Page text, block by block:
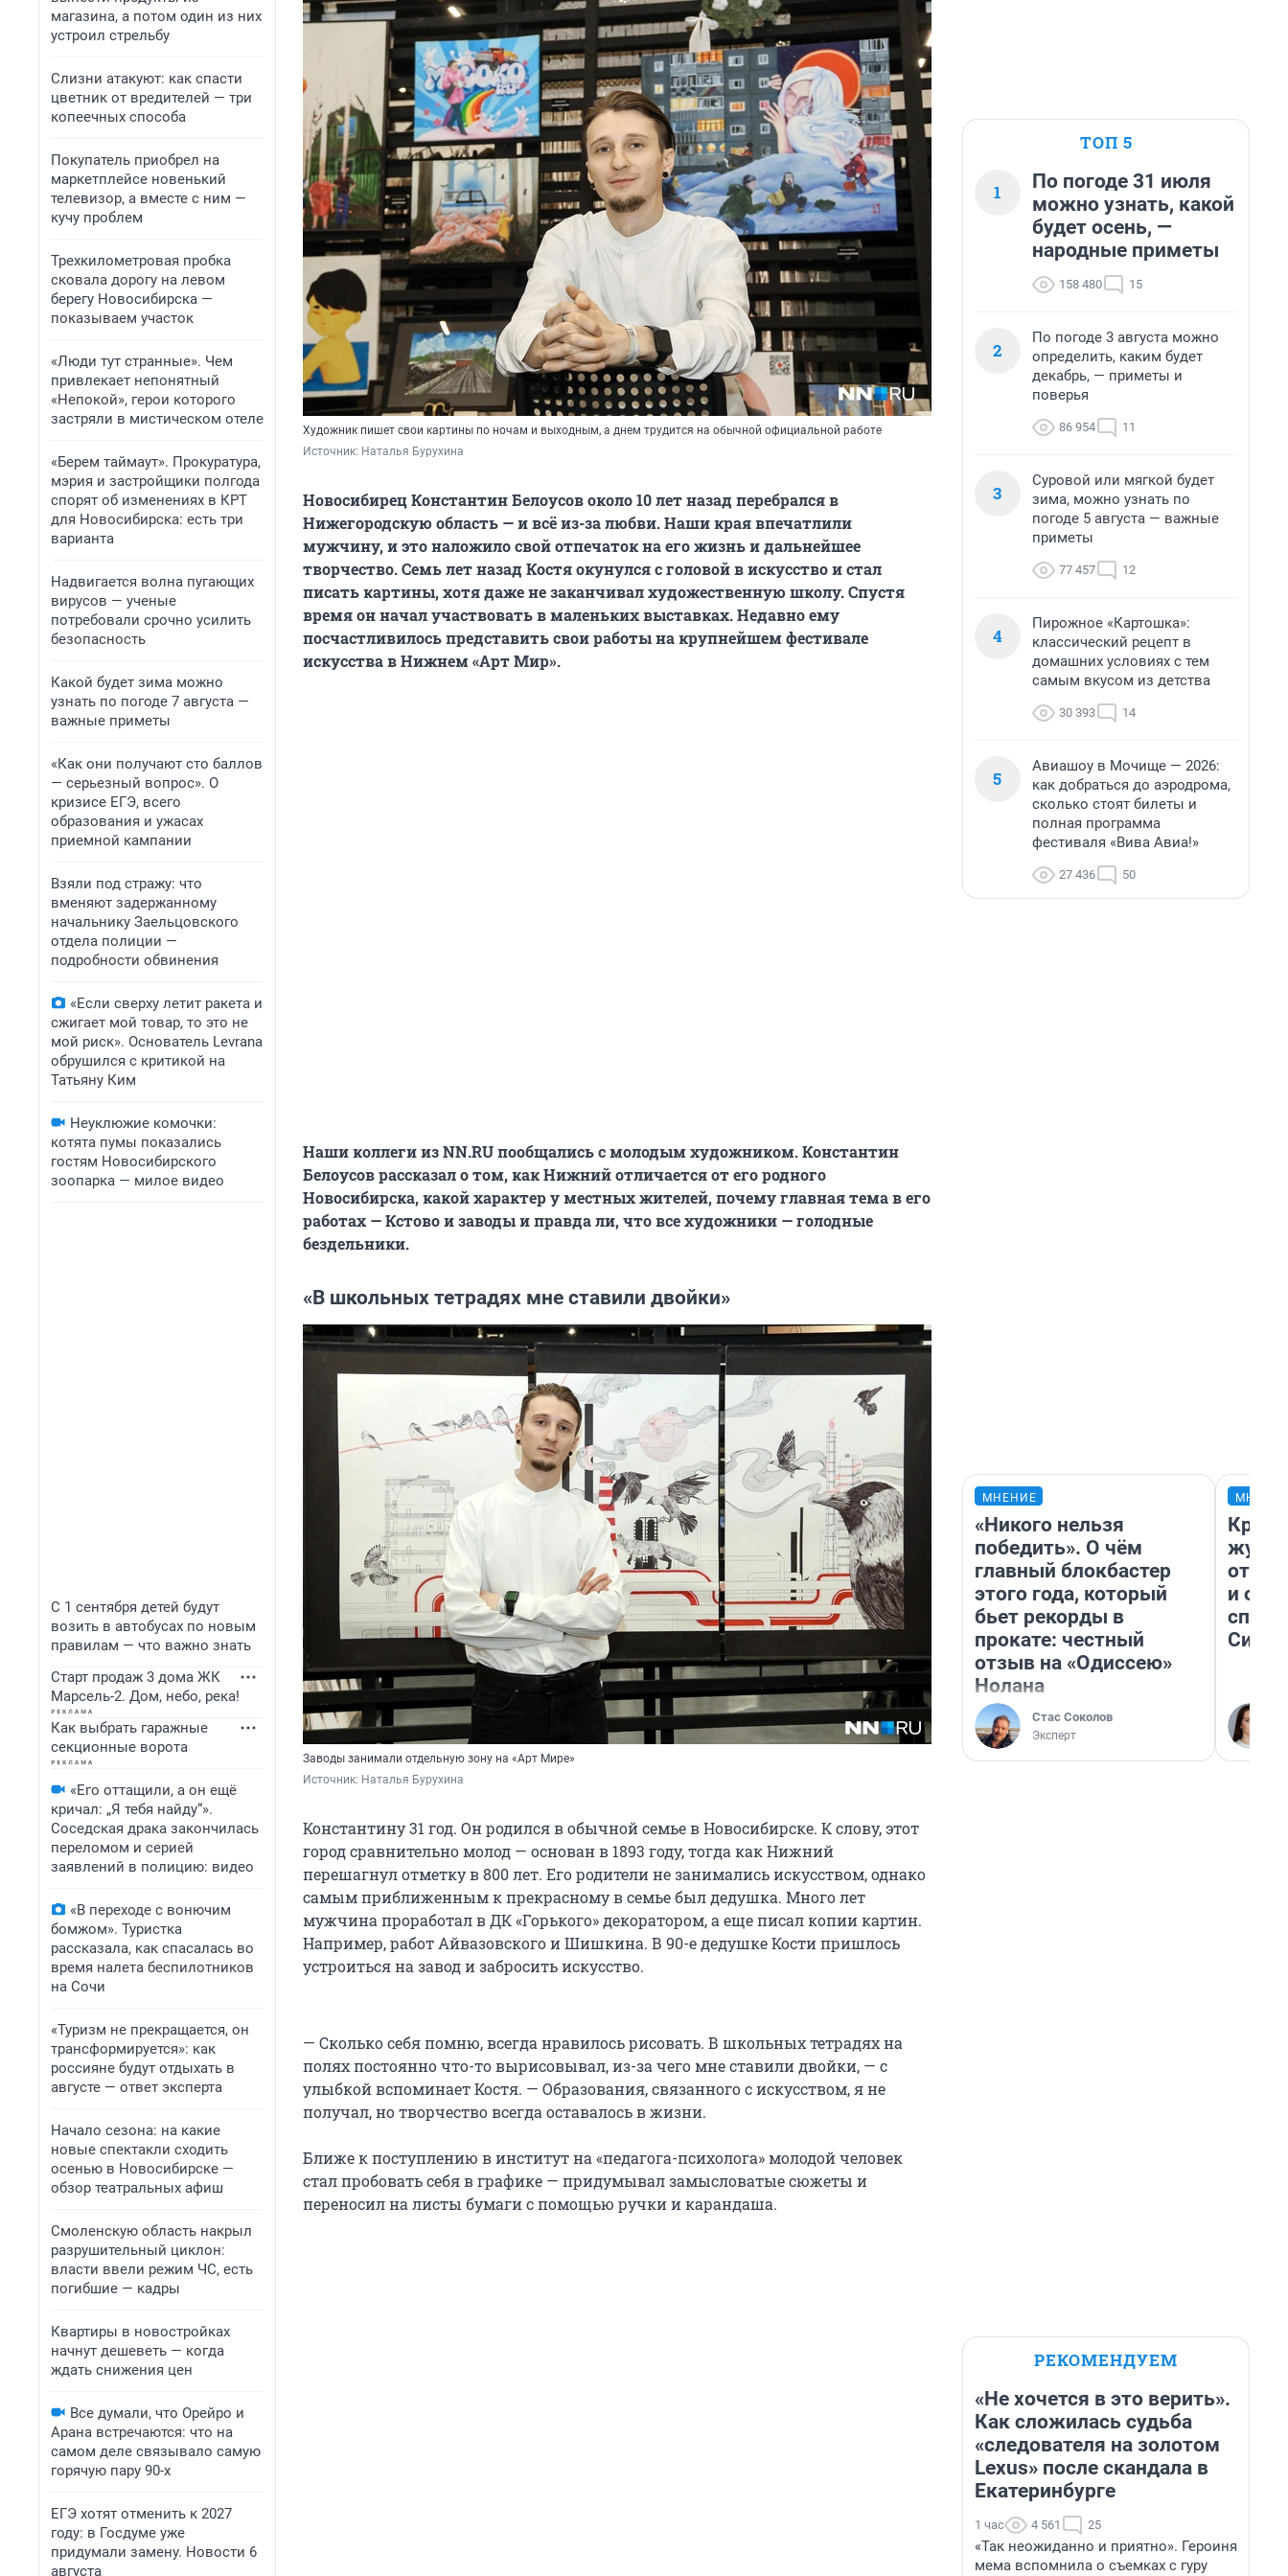
магазина, а потом один из них
устроил стрельбу
Слизни атакуют: как спасти
цветник от вредителей — три
копеечных способа
Покупатель приобрел на
маркетплейсе новенький
телевизор, а вместе с ним —
кучу проблем
Трехкилометровая пробка
сковала дорогу на левом
берегу Новосибирска —
показываем участок
«Люди тут странные». Чем
привлекает непонятный
«Непокой», герои которого
застряли в мистическом отеле
«Берем таймаут». Прокуратура,
мэрия и застройщики полгода
спорят об изменениях в КРТ
для Новосибирска: есть три
варианта
Надвигается волна пугающих
вирусов — ученые
потребовали срочно усилить
безопасность
Какой будет зима можно
узнать по погоде 7 августа —
важные приметы
«Как они получают сто баллов
— серьезный вопрос». О
кризисе ЕГЭ, всего
образования и ужасах
приемной кампании
Взяли под стражу: что
вменяют задержанному
начальнику Заельцовского
отдела полиции —
подробности обвинения
«Если сверху летит ракета и
сжигает мой товар, то это не
мой риск». Основатель Levrana
обрушился с критикой на
Татьяну Ким
Неуклюжие комочки:
котята пумы показались
гостям Новосибирского
зоопарка — милое видео
С 1 сентября детей будут
возить в автобусах по новым
правилам — что важно знать
Старт продаж 3 дома ЖК
Марсель-2. Дом, небо, река!
Как выбрать гаражные
секционные ворота
«Его оттащили, а он ещё
кричал: „Я тебя найду“».
Соседская драка закончилась
переломом и серией
заявлений в полицию: видео
«В переходе с вонючим
бомжом». Туристка
рассказала, как спасалась во
время налета беспилотников
на Сочи
«Туризм не прекращается, он
трансформируется»: как
россияне будут отдыхать в
августе — ответ эксперта
Начало сезона: на какие
новые спектакли сходить
осенью в Новосибирске —
обзор театральных афиш
Смоленскую область накрыл
разрушительный циклон:
власти ввели режим ЧС, есть
погибшие — кадры
Квартиры в новостройках
начнут дешеветь — когда
ждать снижения цен
Все думали, что Орейро и
Арана встречаются: что на
самом деле связывало самую
горячую пару 90-х
ЕГЭ хотят отменить к 2027
году: в Госдуме уже
придумали замену. Новости 6
августа
Художник пишет свои картины по ночам и выходным, а днем трудится на обычной официальной работе
Источник: Наталья Бурухина
Новосибирец Константин Белоусов около 10 лет назад перебрался в
Нижегородскую область — и всё из-за любви. Наши края впечатлили
мужчину, и это наложило свой отпечаток на его жизнь и дальнейшее
творчество. Семь лет назад Костя окунулся с головой в искусство и стал
писать картины, хотя даже не заканчивал художественную школу. Спустя
время он начал участвовать в маленьких выставках. Недавно ему
посчастливилось представить свои работы на крупнейшем фестивале
искусства в Нижнем «Арт Мир».
Наши коллеги из NN.RU пообщались с молодым художником. Константин
Белоусов рассказал о том, как Нижний отличается от его родного
Новосибирска, какой характер у местных жителей, почему главная тема в его
работах — Кстово и заводы и правда ли, что все художники — голодные
бездельники.
«В школьных тетрадях мне ставили двойки»
Заводы занимали отдельную зону на «Арт Мире»
Источник: Наталья Бурухина
Константину 31 год. Он родился в обычной семье в Новосибирске. К слову, этот
город сравнительно молод — основан в 1893 году, тогда как Нижний
перешагнул отметку в 800 лет. Его родители не занимались искусством, однако
самым приближенным к прекрасному в семье был дедушка. Много лет
мужчина проработал в ДК «Горького» декоратором, а еще писал копии картин.
Например, работ Айвазовского и Шишкина. В 90-е дедушке Кости пришлось
устроиться на завод и забросить искусство.
— Сколько себя помню, всегда нравилось рисовать. В школьных тетрадях на
полях постоянно что-то вырисовывал, из-за чего мне ставили двойки, — с
улыбкой вспоминает Костя. — Образования, связанного с искусством, я не
получал, но творчество всегда оставалось в жизни.
Ближе к поступлению в институт на «педагога-психолога» молодой человек
стал пробовать себя в графике — придумывал замысловатые сюжеты и
переносил на листы бумаги с помощью ручки и карандаша.
ТОП 5
1
По погоде 31 июля
можно узнать, какой
будет осень, —
народные приметы
158 480 15
2
По погоде 3 августа можно
определить, каким будет
декабрь, — приметы и
поверья
86 954 11
3
Суровой или мягкой будет
зима, можно узнать по
погоде 5 августа — важные
приметы
77 457 12
4
Пирожное «Картошка»:
классический рецепт в
домашних условиях с тем
самым вкусом из детства
30 393 14
5
Авиашоу в Мочище — 2026:
как добраться до аэродрома,
сколько стоят билеты и
полная программа
фестиваля «Вива Авиа!»
27 436 50
МНЕНИЕ
«Никого нельзя
победить». О чём
главный блокбастер
этого года, который
бьет рекорды в
прокате: честный
отзыв на «Одиссею»
Нолана
Стас Соколов
Эксперт
и
РЕКОМЕНДУЕМ
«Не хочется в это верить».
Как сложилась судьба
«следователя на золотом
Lexus» после скандала в
Екатеринбурге
1 час 4 561 25
«Так неожиданно и приятно». Героиня
мема вспомнила о съемках с гуру